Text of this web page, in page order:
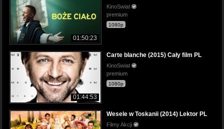
01:50:23
KinoSwiat
premium
1080p
01:44:53
Carte blanche (2015) Cały film PL
KinoSwiat
premium
1080p
Wesele w Toskanii (2014) Lektor PL
Filmy Akcji